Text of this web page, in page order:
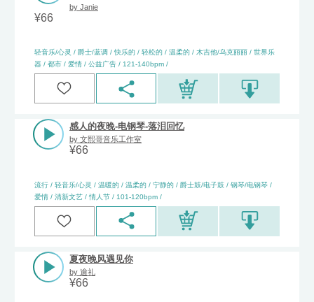
by Janie
¥66
轻音乐/心灵 / 爵士/蓝调 / 快乐的 / 轻松的 / 温柔的 / 木吉他/乌克丽丽 / 世界乐
器 / 都市 / 爱情 / 公益广告 / 121-140bpm /
感人的夜晚-电钢琴-落泪回忆
by 文熙哥音乐工作室
¥66
流行 / 轻音乐/心灵 / 温暖的 / 温柔的 / 宁静的 / 爵士鼓/电子鼓 / 钢琴/电钢琴 /
爱情 / 清新文艺 / 情人节 / 101-120bpm /
夏夜晚风遇见你
by 逾礼
¥66